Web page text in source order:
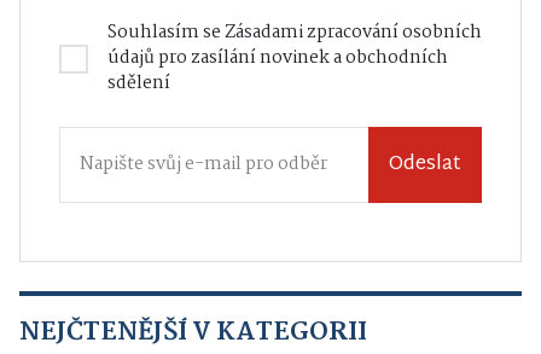
do vaší e-mailové schránky.
Souhlasím se
sdělení
Odeslat